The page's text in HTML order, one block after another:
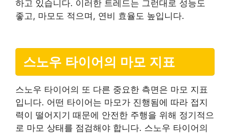
하고 있습니다. 이러한 트레드는 그런대로 성능도
좋고, 마모도 적으며, 연비 효율도 높입니다.
스노우 타이어의 마모 지표
스노우 타이어의 또 다른 중요한 측면은 마모 지표
입니다. 어떤 타이어는 마모가 진행됨에 따라 접지
력이 떨어지기 때문에 안전한 주행을 위해 정기적으
로 마모 상태를 점검해야 합니다. 스노우 타이어의